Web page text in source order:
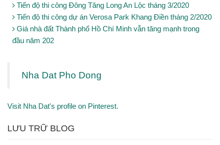
Tiến độ thi công Đông Tăng Long An Lộc tháng 3/2020
Tiến độ thi công dự án Verosa Park Khang Điền tháng 2/2020
Giá nhà đất Thành phố Hồ Chí Minh vẫn tăng mạnh trong
đầu năm 202
Nha Dat Pho Dong
Visit Nha Dat's profile on Pinterest.
LƯU TRỮ BLOG